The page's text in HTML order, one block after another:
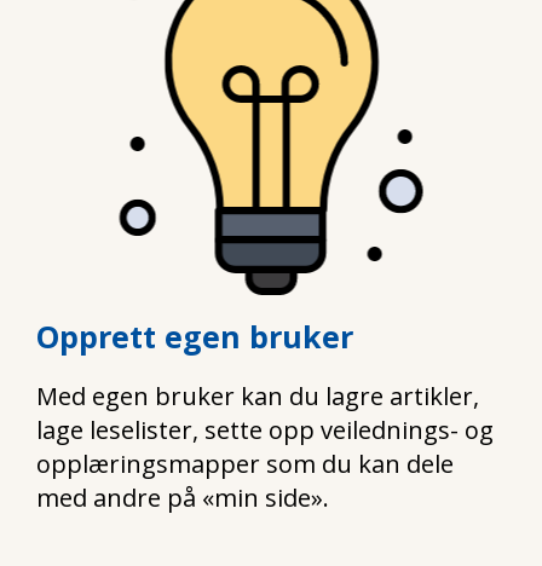
Opprett egen bruker
Med egen bruker kan du lagre artikler,
lage leselister, sette opp veilednings- og
opplæringsmapper som du kan dele
med andre på «min side».